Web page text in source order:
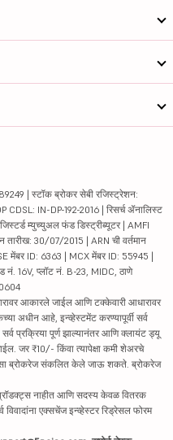
| स्टॉक ब्रोकर सेबी रजिस्ट्रेशन:
CDSL: IN-DP-192-2016 | रिसर्च ॲनालिस्ट
म्युच्युअल फंड डिस्ट्रीब्यूटर | AMFI
30/07/2015 | ARN ची वर्तमान
मेंबर ID: 6363 | MCX मेंबर ID: 55945 |
नं. 16V, प्लॉट नं. B-23, MIDC, ठाणे
आकारले जाईल आणि टक्केवारी आधारावर
अधीन आहे, इन्व्हेस्टमेंट करण्यापूर्वी सर्व
प्रक्रिया पूर्ण झाल्यानंतर आणि क्लायंट ड्यू
जर ₹10/- किंवा त्यापेक्षा कमी शेअरचे
ब्रोकरेज संकलित केले जाऊ शकते. ब्रोकरेज
नाहीत आणि सदस्य केवळ वितरक
एक्सचेंज इन्व्हेस्टर रिड्रेसल फोरम